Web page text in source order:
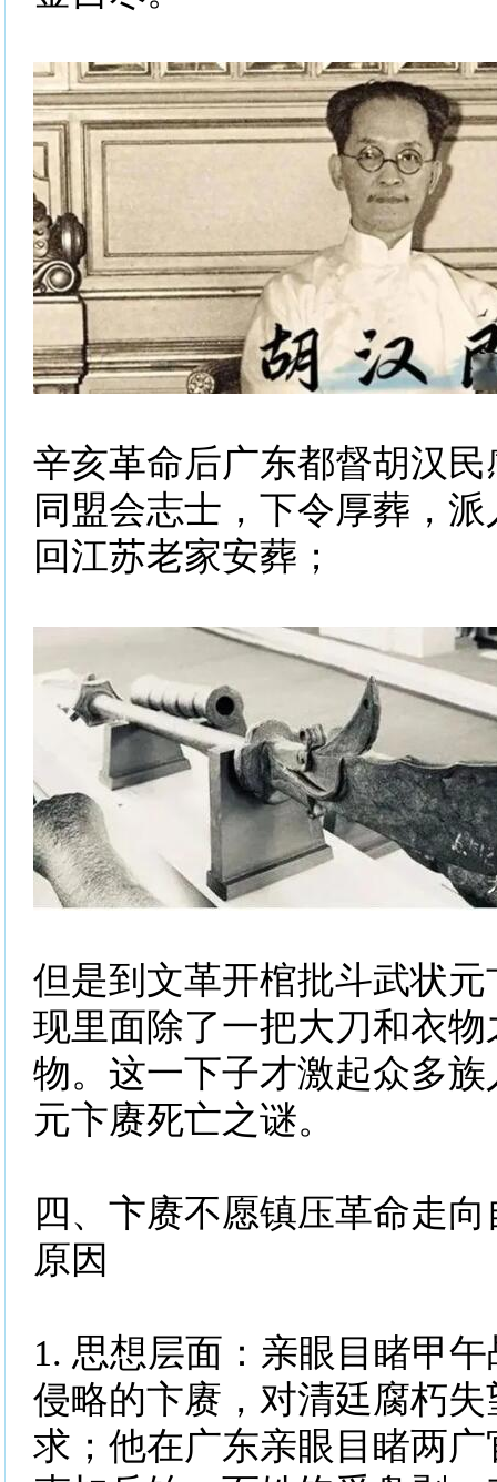
辛亥革命后广东都督胡汉
同盟会志士，下令厚葬，
回江苏老家安葬；
但是到文革开棺批斗武状
现里面除了一把大刀和衣
物。这一下子才激起众多
元卞赓死亡之谜。
四、卞赓不愿镇压革命走
原因
1. 思想层面：亲眼目睹甲
侵略的卞赓，对清廷腐朽
求；他在广东亲眼目睹两